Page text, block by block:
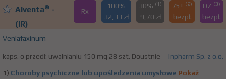
Alventa® -
(IR)
Rx
100%
32,33 zł
30% (1)
9,70 zł
75+ (2)
bezpł.
DZ (3)
bezpł.
Venlafaxinum
kaps. o przedł. uwalnianiu 150 mg 28 szt. Doustnie Inpharm Sp. z o.o.
1) Choroby psychiczne lub upośledzenia umysłowe Pokaż